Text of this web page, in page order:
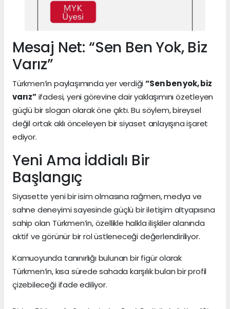
Mesaj Net: “Sen Ben Yok, Biz
Varız”
Türkmen’in paylaşımında yer verdiği“Sen ben yok, biz
varız”ifadesi, yeni görevine dair yaklaşımını özetleyen
güçlü bir slogan olarak öne çıktı. Bu söylem, bireysel
değil ortak aklı önceleyen bir siyaset anlayışına işaret
ediyor.
Yeni Ama İddialı Bir
Başlangıç
Siyasette yeni bir isim olmasına rağmen, medya ve
sahne deneyimi sayesinde güçlü bir iletişim altyapısına
sahip olan Türkmen’in, özellikle halkla ilişkiler alanında
aktif ve görünür bir rol üstleneceği değerlendiriliyor.
Kamuoyunda tanınırlığı bulunan bir figür olarak
Türkmen’in, kısa sürede sahada karşılık bulan bir profil
çizebileceği ifade ediliyor.